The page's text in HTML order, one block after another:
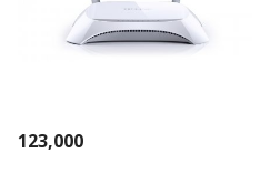
123,000